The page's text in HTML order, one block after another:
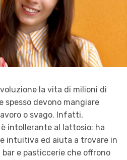
la vita di milioni di
devono mangiare
o svago. Infatti,
intollerante al lattosio: ha
intuitiva ed aiuta a trovare in
e pasticcerie che offrono